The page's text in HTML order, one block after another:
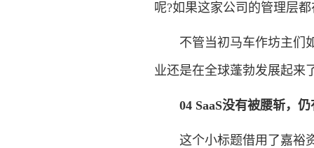
呢?如果这家公司的管理层
不管当初马车作坊主们如
业还是在全球蓬勃发展起来
04 SaaS没有被腰斩，
这个小标题借用了嘉裕资